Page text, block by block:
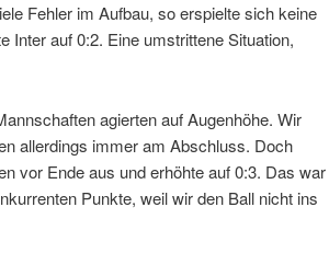
Fehler im Aufbau, so erspielte sich keine
Inter auf 0:2. Eine umstrittene Situation,
agierten auf Augenhöhe. Wir
allerdings immer am Abschluss. Doch
vor Ende aus und erhöhte auf 0:3. Das war
Punkte, weil wir den Ball nicht ins